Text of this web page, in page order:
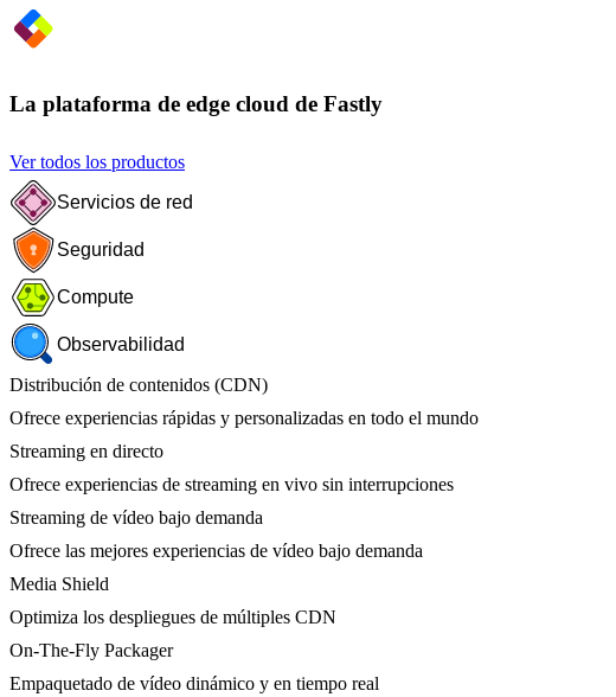
La plataforma de edge cloud de Fastly
Ver todos los productos
Servicios de red
Seguridad
Compute
Observabilidad
Distribución de contenidos (CDN)
Ofrece experiencias rápidas y personalizadas en todo el mundo
Streaming en directo
Ofrece experiencias de streaming en vivo sin interrupciones
Streaming de vídeo bajo demanda
Ofrece las mejores experiencias de vídeo bajo demanda
Media Shield
Optimiza los despliegues de múltiples CDN
On-The-Fly Packager
Empaquetado de vídeo dinámico y en tiempo real